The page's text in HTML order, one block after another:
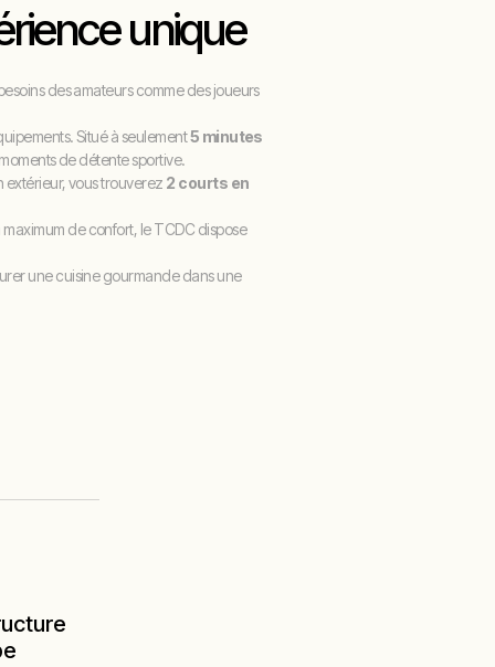
unique
des amateurs comme des joueurs
Situé à seulement5 minutes
de détente sportive.
extérieur, vous trouverez 2 courts en
de confort, le TCDC dispose
une cuisine gourmande dans une